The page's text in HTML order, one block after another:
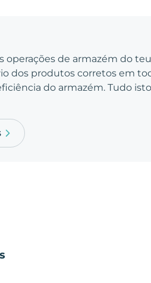
operações de armazém do
dos produtos corretos em
do armazém. Tudo